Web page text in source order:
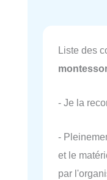
Liste des
- Je la
-
et le
par